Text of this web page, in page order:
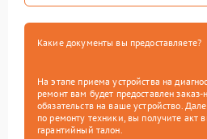
Какие документы вы предоставляете?
На этапе приема устройства на
ремонт вам будет предоставлен
обязательств на ваше устройство.
по ремонту техники, вы получите акт
гарантийный талон.